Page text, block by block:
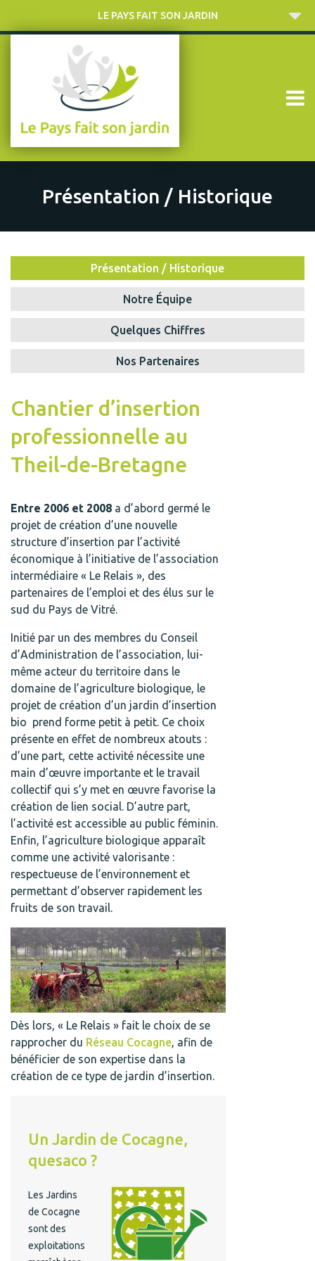
LE PAYS FAIT SON JARDIN
Présentation / Historique
Présentation / Historique
Notre Équipe
Quelques Chiffres
Nos Partenaires
Chantier d’insertion
professionnelle au
Theil-de-Bretagne
Entre 2006 et 2008 a d’abord germé le
projet de création d’une nouvelle
structure d’insertion par l’activité
économique à l’initiative de l’association
intermédiaire « Le Relais », des
partenaires de l’emploi et des élus sur le
sud du Pays de Vitré.
Initié par un des membres du Conseil
d’Administration de l’association, lui-
même acteur du territoire dans le
domaine de l’agriculture biologique, le
projet de création d’un jardin d’insertion
bio prend forme petit à petit. Ce choix
présente en effet de nombreux atouts :
d’une part, cette activité nécessite une
main d’œuvre importante et le travail
collectif qui s’y met en œuvre favorise la
création de lien social. D’autre part,
l’activité est accessible au public féminin.
Enfin, l’agriculture biologique apparaît
comme une activité valorisante :
respectueuse de l’environnement et
permettant d’observer rapidement les
fruits de son travail.
Dès lors, « Le Relais » fait le choix de se
rapprocher du Réseau Cocagne, afin de
bénéficier de son expertise dans la
création de ce type de jardin d’insertion.
Un Jardin de Cocagne,
quesaco ?
Les Jardins
de Cocagne
sont des
exploitations